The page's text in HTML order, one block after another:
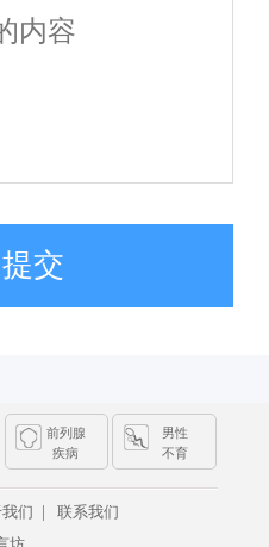
交
前列腺
疾病
男性
不育
们 |
联系我们